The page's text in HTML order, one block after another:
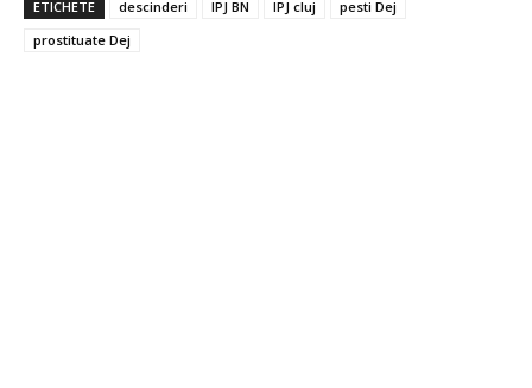
ETICHETE descinderi IPJ BN IPJ cluj
pesti Dej
prostituate Dej